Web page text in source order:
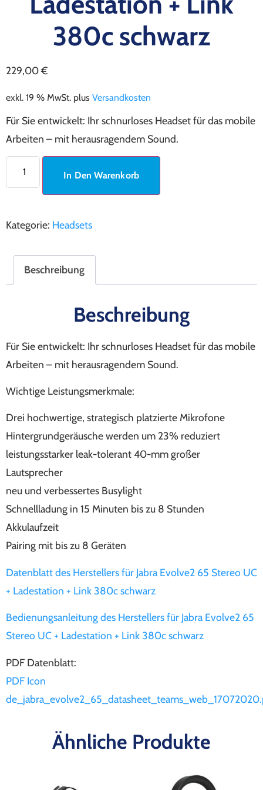
380c schwarz
229,00€
exkl. 19 % MwSt. plus Versandkosten
Für Sie entwickelt: Ihr schnurloses Headset für das mobile
Arbeiten – mit herausragendem Sound.
In Den Warenkorb
Kategorie: Headsets
Beschreibung
Beschreibung
Für Sie entwickelt: Ihr schnurloses Headset für das mobile
Arbeiten – mit herausragendem Sound.
Wichtige Leistungsmerkmale:
Drei hochwertige, strategisch platzierte Mikrofone
Hintergrundgeräusche werden um 23% reduziert
leistungsstarker leak-tolerant 40-mm großer
Lautsprecher
neu und verbessertes Busylight
Schnellladung in 15 Minuten bis zu 8 Stunden
Akkulaufzeit
Pairing mit bis zu 8 Geräten
Datenblatt des Herstellers für Jabra Evolve2 65 Stereo UC
+ Ladestation + Link 380c schwarz
Bedienungsanleitung des Herstellers für Jabra Evolve2 65
Stereo UC + Ladestation + Link 380c schwarz
PDF Datenblatt:
PDF Icon
Ähnliche Produkte